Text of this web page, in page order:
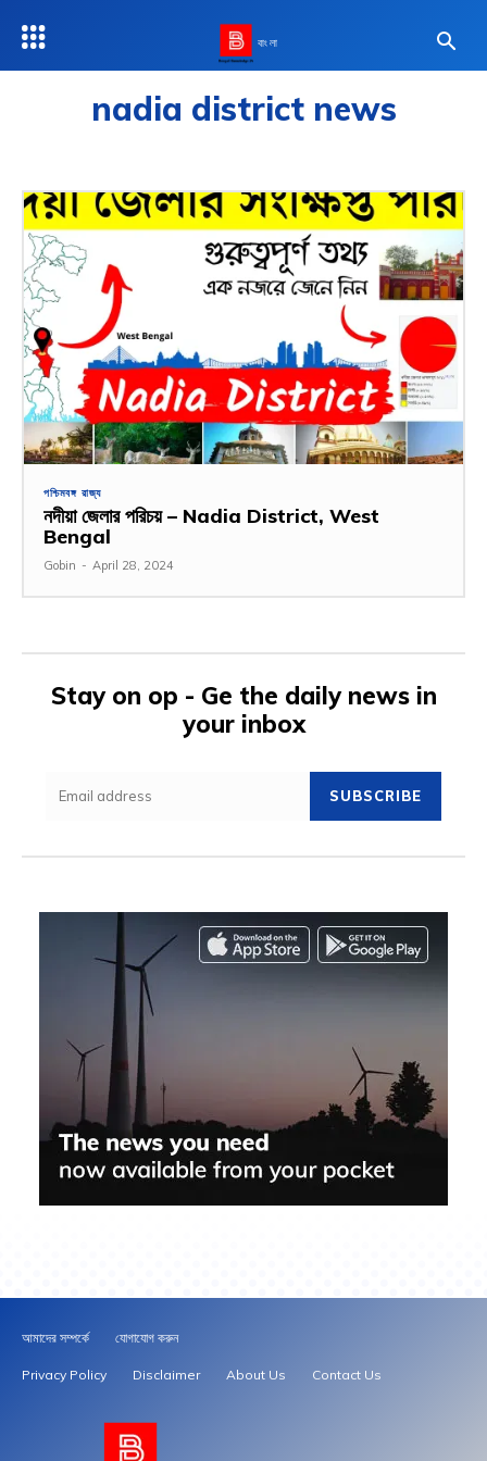
বাংলা
nadia district news
পশ্চিমবঙ্গ রাজ্য
নদীয়া জেলার পরিচয় – Nadia District, West
Bengal
Gobin - April 28, 2024
Stay on op - Ge the daily news in
your inbox
SUBSCRIBE
আমাদের সম্পর্কে যোগাযোগ করুন
Privacy Policy Disclaimer About Us Contact Us